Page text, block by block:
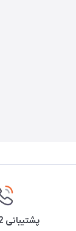
پشتیبانی 12 ساعته